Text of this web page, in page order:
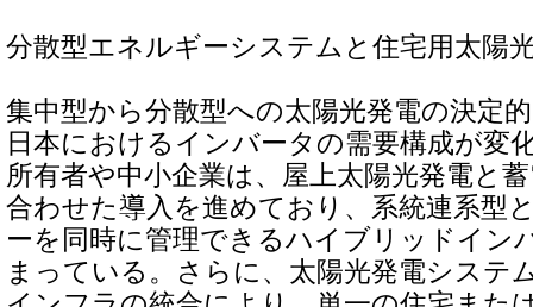
分散型エネルギーシステムと住宅用太陽
集中型から分散型への太陽光発電の決定
日本におけるインバータの需要構成が変
所有者や中小企業は、屋上太陽光発電と
合わせた導入を進めており、系統連系型
ーを同時に管理できるハイブリッドイン
まっている。さらに、太陽光発電システ